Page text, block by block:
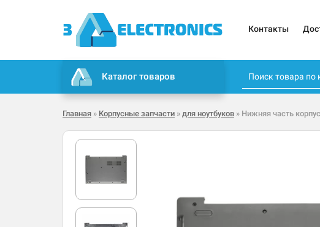
Контакты
Каталог товаров
Главная » Корпусные запчасти » для ноутбуков » Нижняя часть